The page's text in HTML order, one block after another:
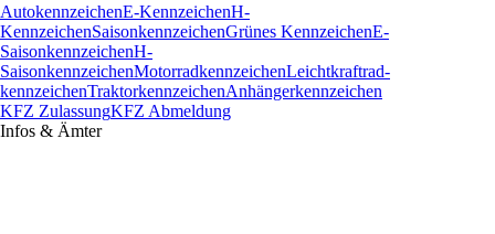
AutokennzeichenE-KennzeichenH-
KennzeichenSaisonkennzeichenGrünes KennzeichenE-
SaisonkennzeichenH-
SaisonkennzeichenMotorradkennzeichenLeichtkraftrad­
kennzeichenTraktorkennzeichenAnhängerkennzeichen
KFZ ZulassungKFZ Abmeldung
Infos & Ämter